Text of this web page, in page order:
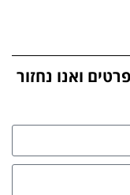
ואנו נחזור